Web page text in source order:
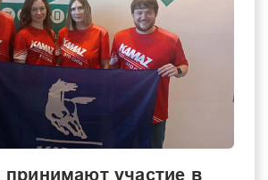
принимают участие в